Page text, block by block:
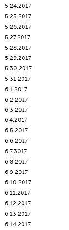
5.24.2017
5.25.2017
5.26.2017
5.27.2017
5.28.2017
5.29.2017
5.30.2017
5.31.2017
6.1.2017
6.2.2017
6.3.2017
6.4.2017
6.5.2017
6.6.2017
6.7.3017
6.8.2017
6.9.2017
6.10.2017
6.11.2017
6.12.2017
6.13.2017
6.14.2017